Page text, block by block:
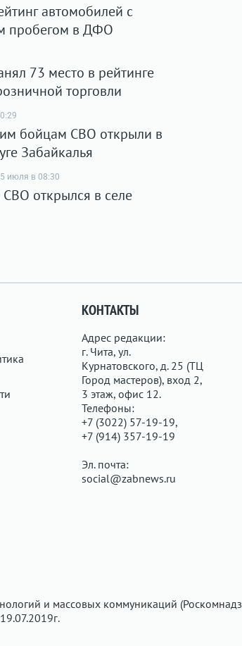
автомобилей с
пробегом в ДФО
73 место в рейтинге
торговли
бойцам СВО открыли в
Забайкалья
июля в 08:30
открылся в селе
КОНТАКТЫ
Адрес редакции:
г. Чита, ул.
Курнатовского, д. 25 (ТЦ
Город мастеров), вход 2,
3 этаж, офис 12.
Телефоны:
+7 (3022) 57-19-19,
+7 (914) 357-19-19
Эл. почта:
social@zabnews.ru
и массовых коммуникаций